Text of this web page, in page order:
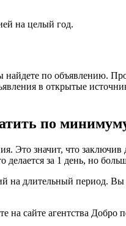
на целый год.
по объявлению.
в открытые
по
Это значит, что
делается за 1 день, но
на длительный период.
на сайте агентства Добро